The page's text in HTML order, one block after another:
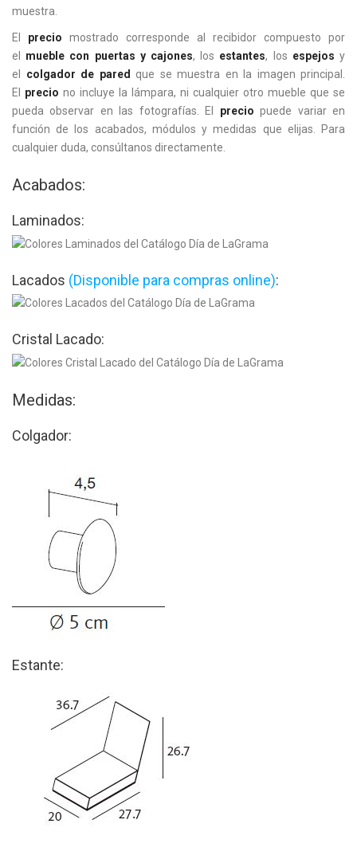
muestra.
El precio mostrado corresponde al recibidor compuesto por
el mueble con puertas y cajones, los estantes, los espejos y
el colgador de pared
que se muestra en la imagen principal.
El precio no incluye la lámpara, ni cualquier otro mueble que se
pueda observar en las fotografías. El precio puede variar en
función de los acabados, módulos y medidas que elijas. Para
cualquier duda, consúltanos directamente.
Acabados:
Laminados:
Lacados (Disponible para compras online):
Cristal Lacado:
Medidas:
Colgador:
Estante: